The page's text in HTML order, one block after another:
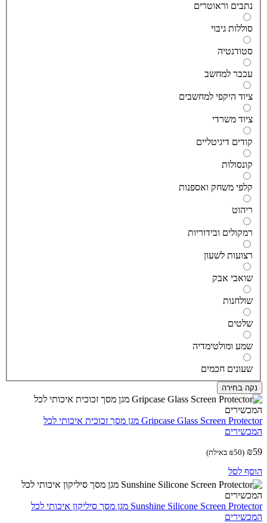
וראוטרים
גיבוי
למחשב
היקפי למחשבים
משרדי
דיגיטליים
משחק ואספנות
ובידוריות
לשעון
אבק
ומולטימדיה
חכמים
בחירה
Gripcase Glass Screen Protector מגן מסך זכוכית איכותי לכל
(
₪50 באילת)
לסל
Sunshine Silicone Screen Protector מגן מסך סיליקון איכותי לכל